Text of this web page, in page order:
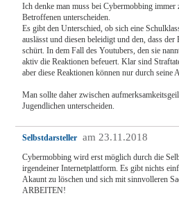
Ich denke man muss bei Cybermobbing immer
Betroffenen unterscheiden.
Es gibt den Unterschied, ob sich eine
auslässt und diesen beleidigt und den, dass
schürt. In dem Fall des Youtubers, den sie
aktiv die Reaktionen befeuert. Klar sind
aber diese Reaktionen können nur durch seine
Man sollte daher zwischen
Jugendlichen unterscheiden.
Selbstdarsteller am 23.11.2018
Cybermobbing wird erst möglich durch die
irgendeiner Internetplattform. Es gibt nichts
Akaunt zu löschen und sich mit sinnvolleren
ARBEITEN!